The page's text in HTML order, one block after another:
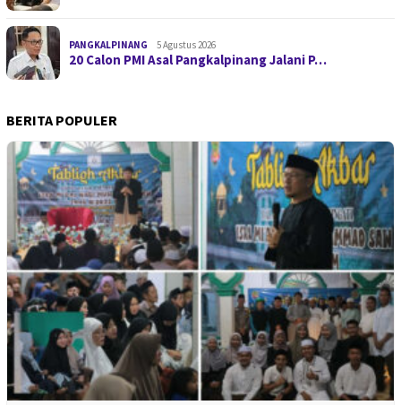
PANGKALPINANG 5 Agustus 2026
20 Calon PMI Asal Pangkalpinang Jalani P…
BERITA POPULER